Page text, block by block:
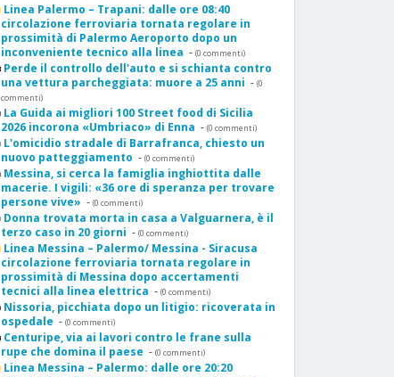
Linea Palermo – Trapani: dalle ore 08:40
circolazione ferroviaria tornata regolare in
prossimità di Palermo Aeroporto dopo un
inconveniente tecnico alla linea - (0 commenti)
Perde il controllo dell'auto e si schianta contro
una vettura parcheggiata: muore a 25 anni - (0
commenti)
La Guida ai migliori 100 Street food di Sicilia
2026 incorona «Umbriaco» di Enna - (0 commenti)
L'omicidio stradale di Barrafranca, chiesto un
nuovo patteggiamento - (0 commenti)
Messina, si cerca la famiglia inghiottita dalle
macerie. I vigili: «36 ore di speranza per trovare
persone vive» - (0 commenti)
Donna trovata morta in casa a Valguarnera, è il
terzo caso in 20 giorni - (0 commenti)
Linea Messina – Palermo/ Messina - Siracusa
circolazione ferroviaria tornata regolare in
prossimità di Messina dopo accertamenti
tecnici alla linea elettrica - (0 commenti)
Nissoria, picchiata dopo un litigio: ricoverata in
ospedale - (0 commenti)
Centuripe, via ai lavori contro le frane sulla
rupe che domina il paese - (0 commenti)
Linea Messina – Palermo: dalle ore 20:20